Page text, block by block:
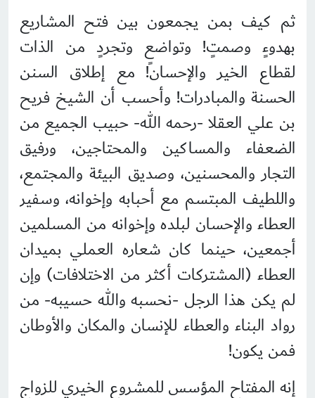
ثم كيف بمن يجمعون بين فتح المشاريع
بهدوءٍ وصمتٍ! وتواضعٍ وتجردٍ من الذات
لقطاع الخير والإحسان! مع إطلاق السنن
الحسنة والمبادرات! وأحسب أن الشيخ فريح
بن علي العقلا -رحمه الله- حبيب الجميع من
الضعفاء والمساكين والمحتاجين، ورفيق
التجار والمحسنين، وصديق البيئة والمجتمع،
واللطيف المبتسم مع أحبابه وإخوانه، وسفير
العطاء والإحسان لبلده وإخوانه من المسلمين
أجمعين، حينما كان شعاره العملي بميدان
العطاء (المشتركات أكثر من الاختلافات) وإن
لم يكن هذا الرجل -نحسبه والله حسيبه- من
رواد البناء والعطاء للإنسان والمكان والأوطان
فمن يكون!
إنه المفتاح المؤسس للمشروع الخيري للزواج